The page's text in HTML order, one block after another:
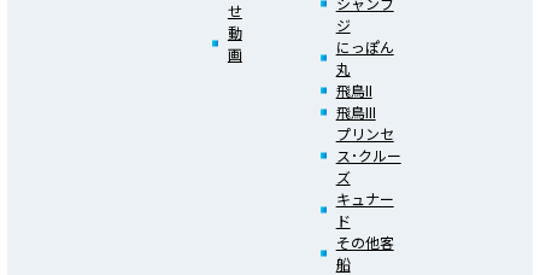
せ
動
画
ジ
にっぽん
丸
飛鳥II
飛鳥III
プリンセ
ス･クルー
ズ
キュナー
ド
その他客
船